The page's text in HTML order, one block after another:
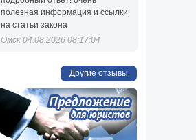
полезная информация и ссылки
на статьи закона
Омск 04.08.2026 08:17:04
Другие отзывы